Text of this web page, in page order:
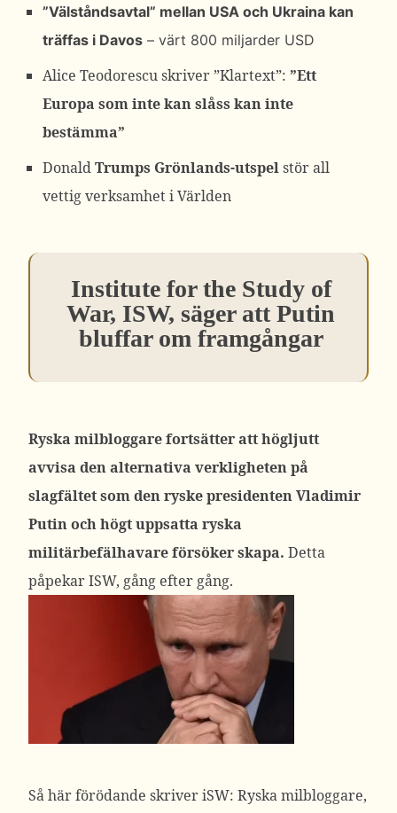
”Välståndsavtal” mellan USA och Ukraina kan
träffas i Davos – värt 800 miljarder USD
Alice Teodorescu skriver ”Klartext”: ”Ett
Europa som inte kan slåss kan inte
bestämma”
DonaldTrumps Grönlands-utspelstör all
vettig verksamhet i Världen
Institute for the Study of
War, ISW, säger att Putin
bluffar om framgångar
Ryska milbloggare fortsätter att högljutt
avvisa den alternativa verkligheten på
slagfältet som den ryske presidenten Vladimir
Putin och högt uppsatta ryska
militärbefälhavare försöker skapa. Detta
påpekar ISW, gång efter gång.
Så här förödande skriver iSW: Ryska milbloggare,